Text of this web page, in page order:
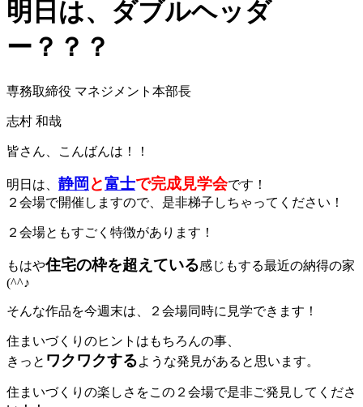
明日は、ダブルヘッダ
ー？？？
専務取締役 マネジメント本部長
志村 和哉
皆さん、こんばんは！！
明日は、 静岡 と富士で完成見学会です！
２会場で開催しますので、是非梯子しちゃってください！
２会場ともすごく特徴があります！
もはや住宅の枠を超えている感じもする最近の納得の家
(^^♪
そんな作品を今週末は、２会場同時に見学できます！
住まいづくりのヒントはもちろんの事、
きっと ワクワクするような発見があると思います。
住まいづくりの楽しさをこの２会場で是非ご発見してくださ